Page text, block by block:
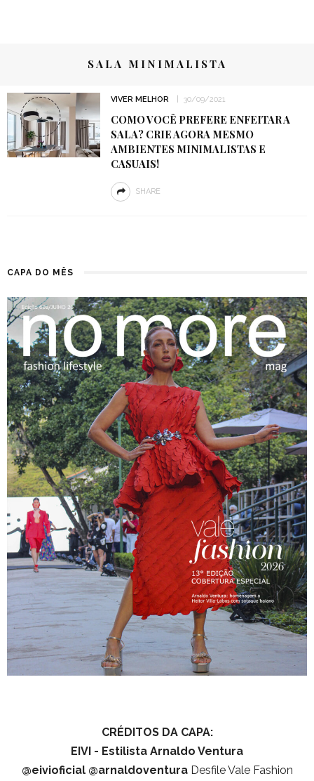
SALA MINIMALISTA
VIVER MELHOR 30/09/2021
COMO VOCÊ PREFERE ENFEITAR A
SALA? CRIE AGORA MESMO
AMBIENTES MINIMALISTAS E
CASUAIS!
SHARE
CAPA DO MÊS
CRÉDITOS DA CAPA:
EIVI - Estilista Arnaldo Ventura
@eivioficial @arnaldoventuraDesfile Vale Fashion